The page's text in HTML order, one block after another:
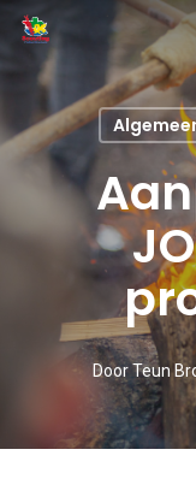
Skip
main
content
Door Teun